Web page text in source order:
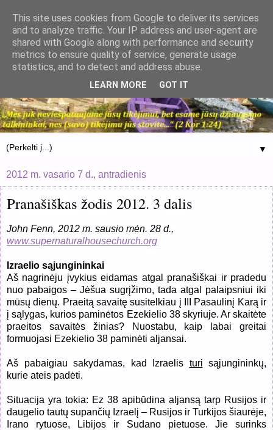
▼
2012 m. vasario 7 d., antradienis
Pranašiškas žodis 2012. 3 dalis
John Fenn, 2012 m. sausio mėn. 28 d.,
www.supernaturalhousechurch.org
Izraelio sąjungininkai
Aš nagrinėju įvykius eidamas atgal pranašiškai ir pradedu
nuo pabaigos – Jėšua sugrįžimo, tada atgal palaipsniui iki
mūsų dienų. Praeitą savaitę susitelkiau į III Pasaulinį Karą ir
į sąlygas, kurios paminėtos Ezekielio 38 skyriuje. Ar skaitėte
praeitos savaitės žinias? Nuostabu, kaip labai greitai
formuojasi Ezekielio 38 paminėti aljansai.
Aš pabaigiau sakydamas, kad Izraelis turi sąjungininkų,
kurie ateis padėti.
Situacija yra tokia: Ez 38 apibūdina aljansą tarp Rusijos ir
daugelio tautų supančių Izraelį – Rusijos ir Turkijos šiaurėje,
Irano rytuose, Libijos ir Sudano pietuose. Jie surinks
This site uses cookies from Google to deliver its services
and to analyze traffic. Your IP address and user-agent are
shared with Google along with performance and security
metrics to ensure quality of service, generate usage
statistics, and to detect and address abuse.
LEARN MORE GOT IT